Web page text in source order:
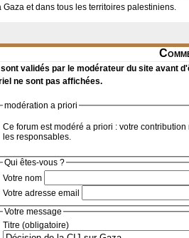
et dans tous les territoires palestiniens.
validés par le modérateur du site avant
ne sont pas affichées.
modération a priori
Ce forum est modéré a priori : votre
les responsables.
Qui êtes-vous ?
Votre nom
Votre adresse email
Votre message
Titre (obligatoire)